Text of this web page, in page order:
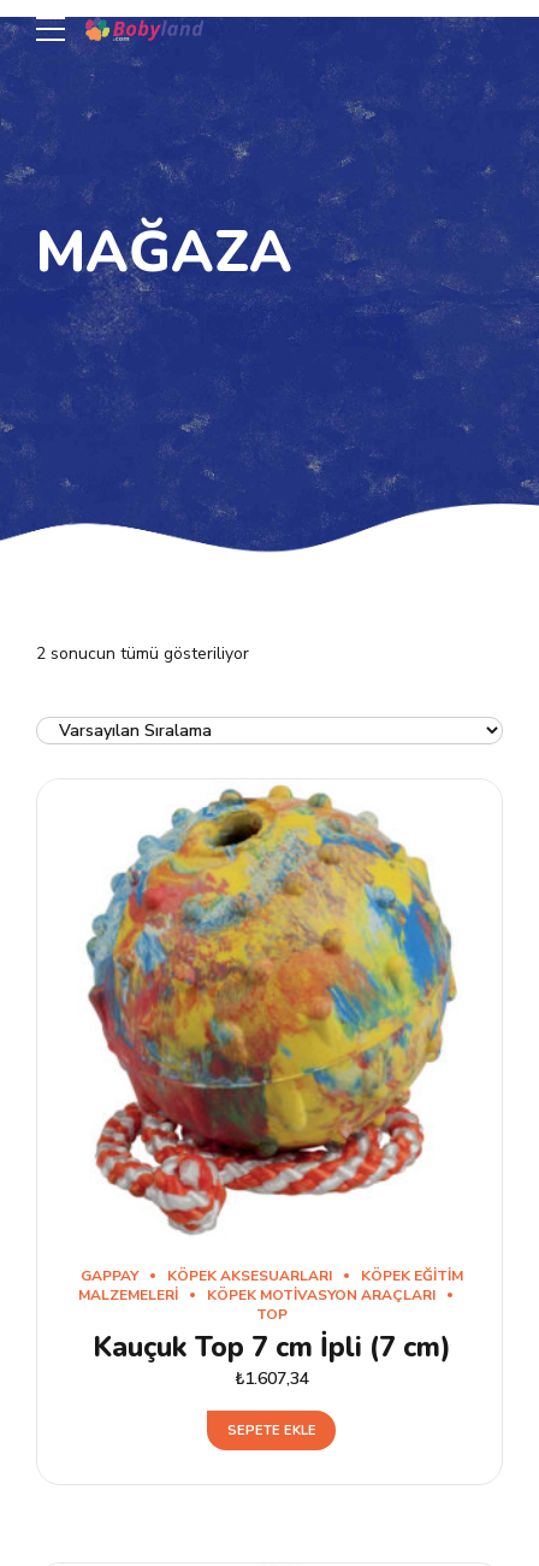
MAĞAZA
2 sonucun tümü gösteriliyor
GAPPAY KÖPEK AKSESUARLARI
KÖPEK EĞITIM
MALZEMELERI
KÖPEK MOTIVASYON ARAÇLARI
TOP
Kauçuk Top 7 cm İpli (7 cm)
₺1.607,34
SEPETE EKLE